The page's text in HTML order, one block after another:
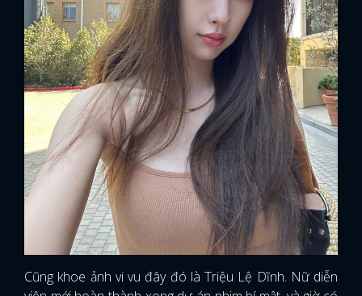
x
ĐĂNG NHẬP
Cũng khoe ảnh vi vu đây đó là Triệu Lệ Dĩnh. Nữ diễn